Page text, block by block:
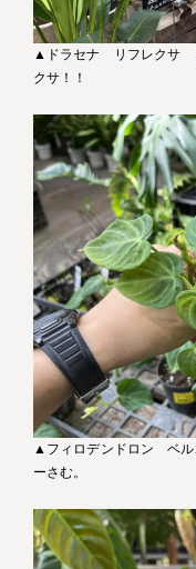
▲ドラセナ リフレクサ
クサ！！
▲フィロデンドロン ベル
ーさむ。